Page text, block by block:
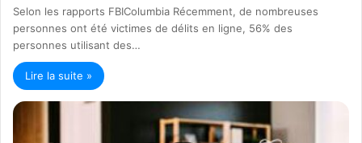
Selon les rapports FBIColumbia Récemment, de nombreuses
personnes ont été victimes de délits en ligne, 56% des
personnes utilisant des…
Lire la suite »